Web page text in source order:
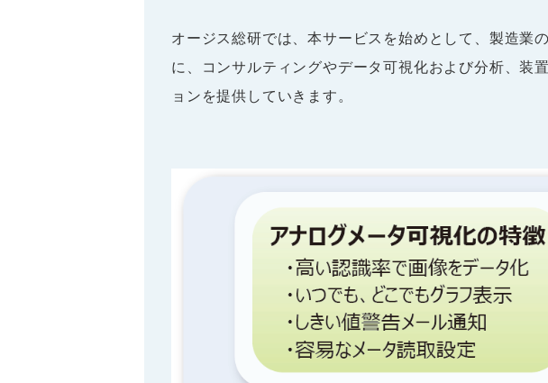
オージス総研では、本サービスを始めとして、製造業
に、コンサルティングやデータ可視化および分析、装
ョンを提供していきます。